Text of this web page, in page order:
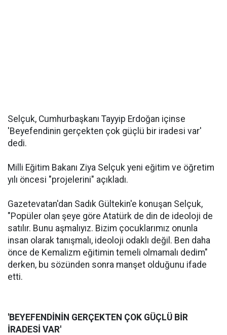
Selçuk, Cumhurbaşkanı Tayyip Erdoğan içinse
'Beyefendinin gerçekten çok güçlü bir iradesi var'
dedi.
Milli Eğitim Bakanı Ziya Selçuk yeni eğitim ve öğretim
yılı öncesi "projelerini" açıkladı.
Gazetevatan'dan Sadık Gültekin'e konuşan Selçuk,
"Popüler olan şeye göre Atatürk de din de ideoloji de
satılır. Bunu aşmalıyız. Bizim çocuklarımız onunla
insan olarak tanışmalı, ideoloji odaklı değil. Ben daha
önce de Kemalizm eğitimin temeli olmamalı dedim"
derken, bu sözünden sonra manşet olduğunu ifade
etti.
'BEYEFENDİNİN GERÇEKTEN ÇOK GÜÇLÜ BİR
İRADESİ VAR'